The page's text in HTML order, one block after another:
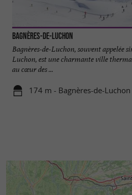
Bagnères-de-Luchon
Bagnères-de-Luchon, souvent appelée
Luchon, est une charmante ville
au cœur des ...
174 m - Bagnères-de-Luchon